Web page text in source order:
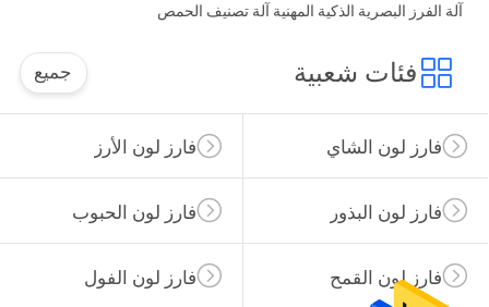
آلة الفرز البصرية الذكية المهنية آلة تصنيف الحمص
فئات شعبية جميع
فارز لون الأرز فارز لون الشاي
فارز لون الحبوب فارز لون البذور
فارز لون الفول فارز لون القمح